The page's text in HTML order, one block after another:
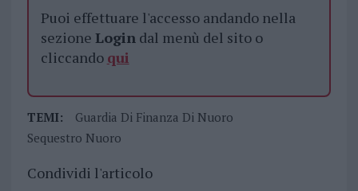
Puoi effettuare l'accesso andando nella
sezione Logindal menù del sito o
cliccando qui
TEMI:
Guardia Di Finanza Di Nuoro
Sequestro Nuoro
Condividi l'articolo